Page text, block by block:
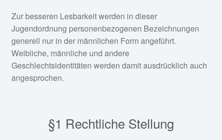
Leitbild
Unterlagen für Mitarbeitende im SuS Stadtlohn 19/20
e.V.
Satzung
Zur besseren Lesbarkeit werden in dieser
Jugendordnung personenbezogenen Bezeichnungen
generell nur in der männlichen Form angeführt.
Weibliche, männliche und andere
Geschlechtsidentitäten werden damit ausdrücklich auch
angesprochen.
§1 Rechtliche Stellung